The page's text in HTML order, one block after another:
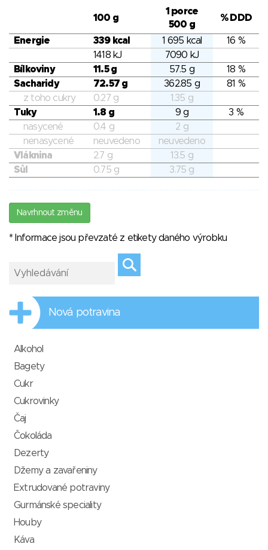
100 g
1 porce
500 g
% DDD
Energie 339 kcal 1 695 kcal
16 %
1418 kJ
7090 kJ
Bílkoviny
11.5 g 57.5 g
18 %
Sacharidy
72.57 g 362.85 g
81 %
z toho cukry
0.27 g
1.35 g
Tuky
1.8 g 9 g
3 %
nasycené
0.4 g
2 g
nenasycené
neuvedeno
neuvedeno
Vláknina
2.7 g
13.5 g
Sůl
0.75 g 3.75 g
Navrhnout změnu
* Informace jsou převzaté z etikety daného výrobku
Nová potravina
Alkohol
Bagety
Cukr
Cukrovinky
Čaj
Čokoláda
Dezerty
Džemy a zavařeniny
Extrudované potraviny
Gurmánské speciality
Houby
Káva